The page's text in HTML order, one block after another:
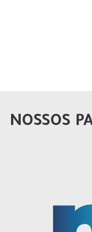
NOSSOS